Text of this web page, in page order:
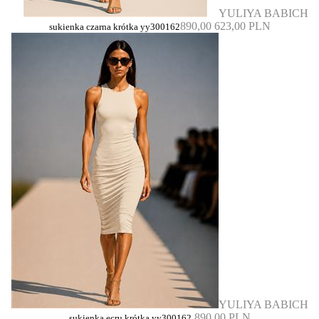
YULIYA BABICH
sukienka czarna krótka yy300162890,00 623,00 PLN
YULIYA BABICH